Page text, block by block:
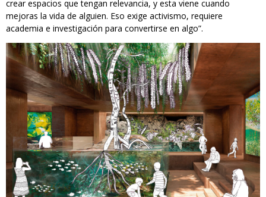
crear espacios que tengan relevancia, y esta viene cuando
mejoras la vida de alguien. Eso exige activismo, requiere
academia e investigación para convertirse en algo”.